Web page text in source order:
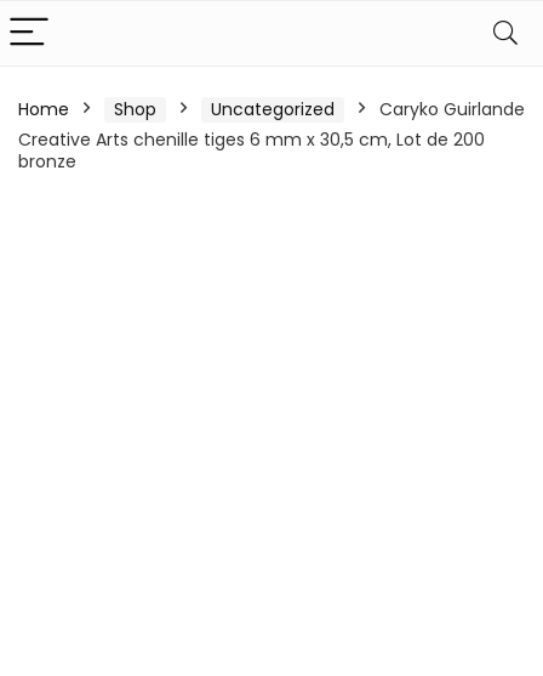
Home Shop Uncategorized
Caryko Guirlande
Creative Arts chenille tiges 6 mm x 30,5 cm, Lot de 200
bronze